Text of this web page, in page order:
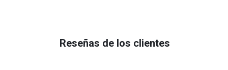
Reseñas de los clientes